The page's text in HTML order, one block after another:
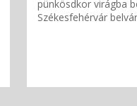
pünkösdkor virágba
Székesfehérvár